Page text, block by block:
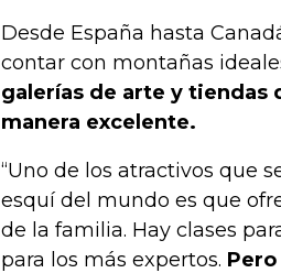
Desde España hasta
contar con montañas
galerías de arte y tiendas
manera excelente.
“Uno de los atractivos que
esquí del mundo es que
de la familia. Hay clases
para los más expertos.